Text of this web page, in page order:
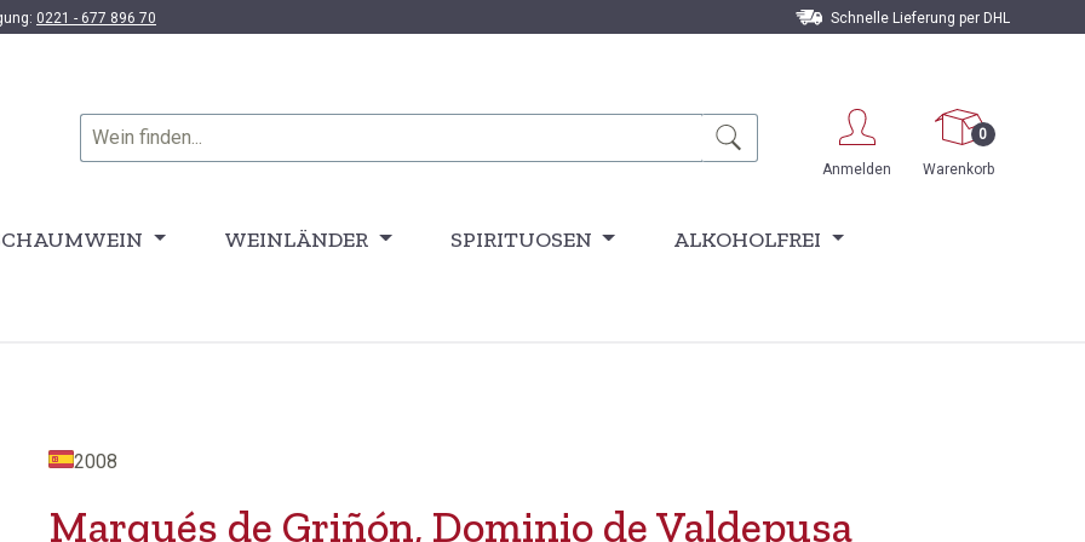
0221 - 677 896 70 Schnelle Lieferung per DHL
Anmelden
0
Warenkorb
WEINLÄNDER SPIRITUOSEN ALKOHOLFREI
2008
Marqués de Griñón, Dominio de Valdepusa